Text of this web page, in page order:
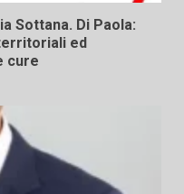
Sottana. Di Paola:
ed
cure